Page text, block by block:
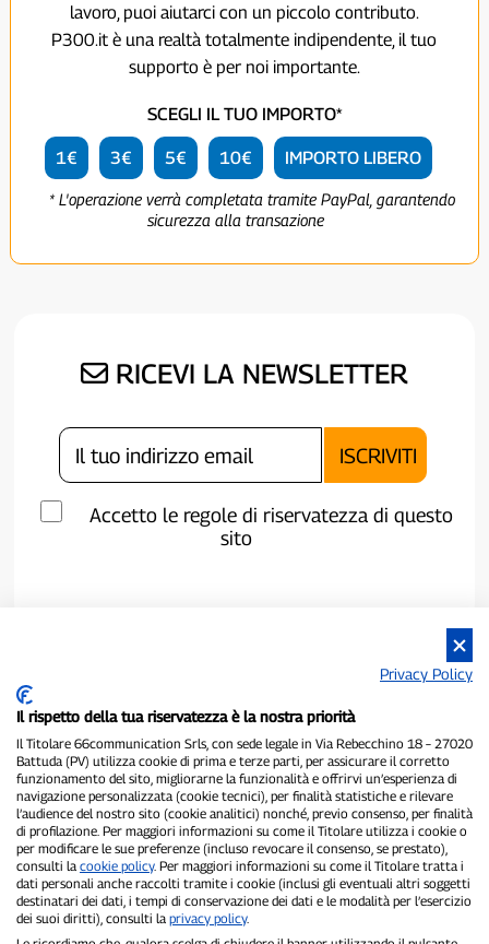
lavoro, puoi aiutarci con un piccolo contributo.
P300.it è una realtà totalmente indipendente, il tuo
supporto è per noi importante.
SCEGLI IL TUO IMPORTO*
1€ 3€ 5€ 10€ IMPORTO LIBERO
* L'operazione verrà completata tramite PayPal, garantendo
sicurezza alla transazione
RICEVI LA NEWSLETTER
Accetto le regole di riservatezza di questo
sito
P300.it è una Testata Giornalistica indipendente
Registrazione numero 1/2021 del 1/2/2021 - Tribunale di Pavia
Proprietario ed editore:66communication Srls- P.IVA
02798890188
Direttore Responsabile:Alessandro Secchi- Vicedirettore:Federico
Benedusi
Privacy Policy- Cookie Policy
Privacy Policy
Il rispetto della tua riservatezza è la nostra priorità
Il Titolare 66communication Srls, con sede legale in Via Rebecchino 18 – 27020
Battuda (PV) utilizza cookie di prima e terze parti, per assicurare il corretto
funzionamento del sito, migliorarne la funzionalità e offrirvi un’esperienza di
navigazione personalizzata (cookie tecnici), per finalità statistiche e rilevare
l’audience del nostro sito (cookie analitici) nonché, previo consenso, per finalità
di profilazione. Per maggiori informazioni su come il Titolare utilizza i cookie o
per modificare le sue preferenze (incluso revocare il consenso, se prestato),
consulti la cookie policy. Per maggiori informazioni su come il Titolare tratta i
dati personali anche raccolti tramite i cookie (inclusi gli eventuali altri soggetti
destinatari dei dati, i tempi di conservazione dei dati e le modalità per l’esercizio
dei suoi diritti), consulti la privacy policy.